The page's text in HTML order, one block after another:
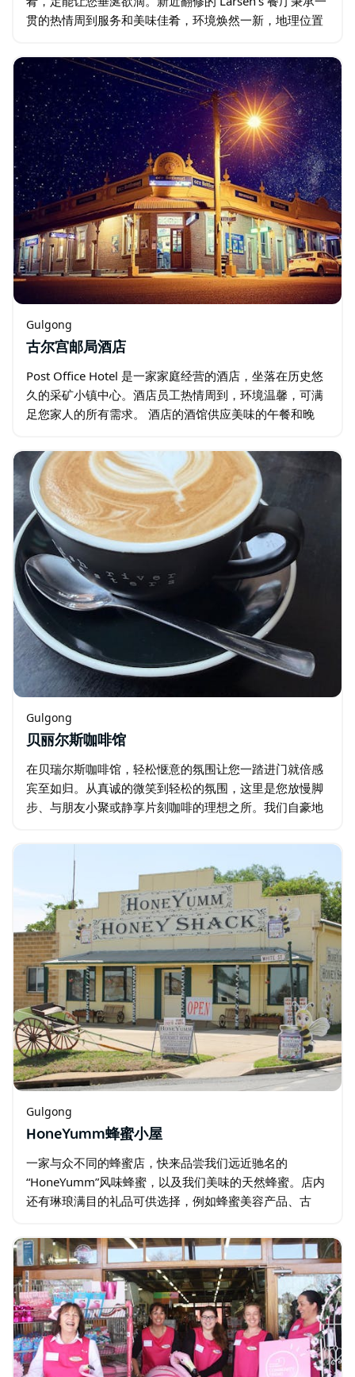
贯的热情周到服务和美味佳肴，环境焕然一新，地理位置
漂亮的新酒吧…
Gulgong
古尔宫邮局酒店
Post Office Hotel 是一家家庭经营的酒店，坐落在历史悠
久的采矿小镇中心。酒店员工热情周到，环境温馨，可满
足您家人的所有需求。 酒店的酒馆供应美味的午餐和晚
Gulgong
贝丽尔斯咖啡馆
在贝瑞尔斯咖啡馆，轻松惬意的氛围让您一踏进门就倍感
宾至如归。从真诚的微笑到轻松的氛围，这里是您放慢脚
步、与朋友小聚或静享片刻咖啡的理想之所。我们自豪地
佳。 您会发现…
Gulgong
HoneYumm蜂蜜小屋
一家与众不同的蜂蜜店，快来品尝我们远近驰名的
“HoneYumm”风味蜂蜜，以及我们美味的天然蜂蜜。店内
还有琳琅满目的礼品可供选择，例如蜂蜜美容产品、古